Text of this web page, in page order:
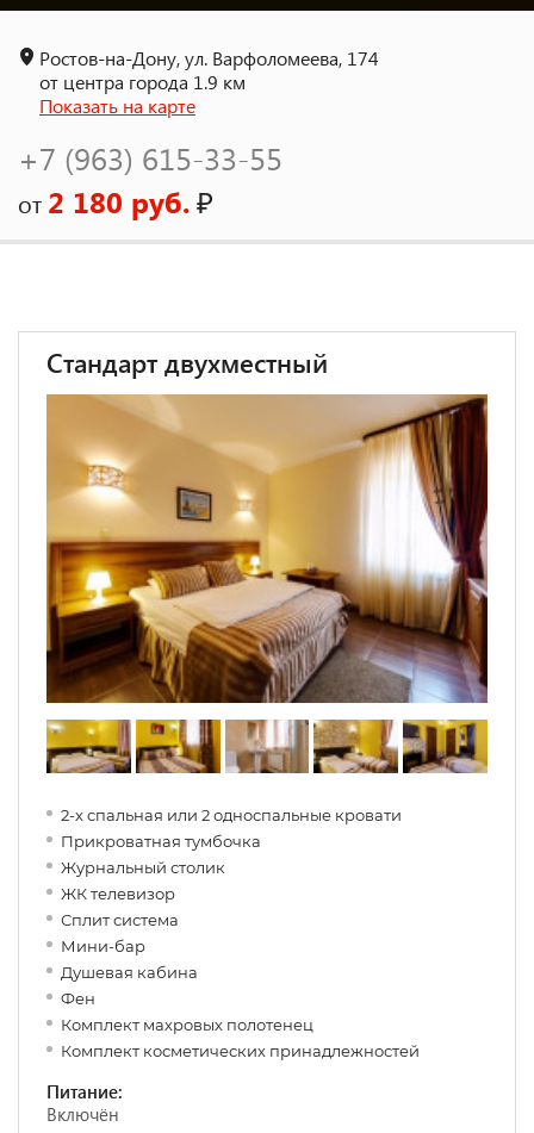
Ростов-на-Дону, ул. Варфоломеева, 174
от центра города 1.9 км
Показать на карте
+7 (963) 615-33-55
от 2 180 руб.₽
Стандарт двухместный
2-х спальная или 2 односпальные кровати
Прикроватная тумбочка
Журнальный столик
ЖК телевизор
Сплит система
Мини-бар
Душевая кабина
Фен
Комплект махровых полотенец
Комплект косметических принадлежностей
Питание:
Включён